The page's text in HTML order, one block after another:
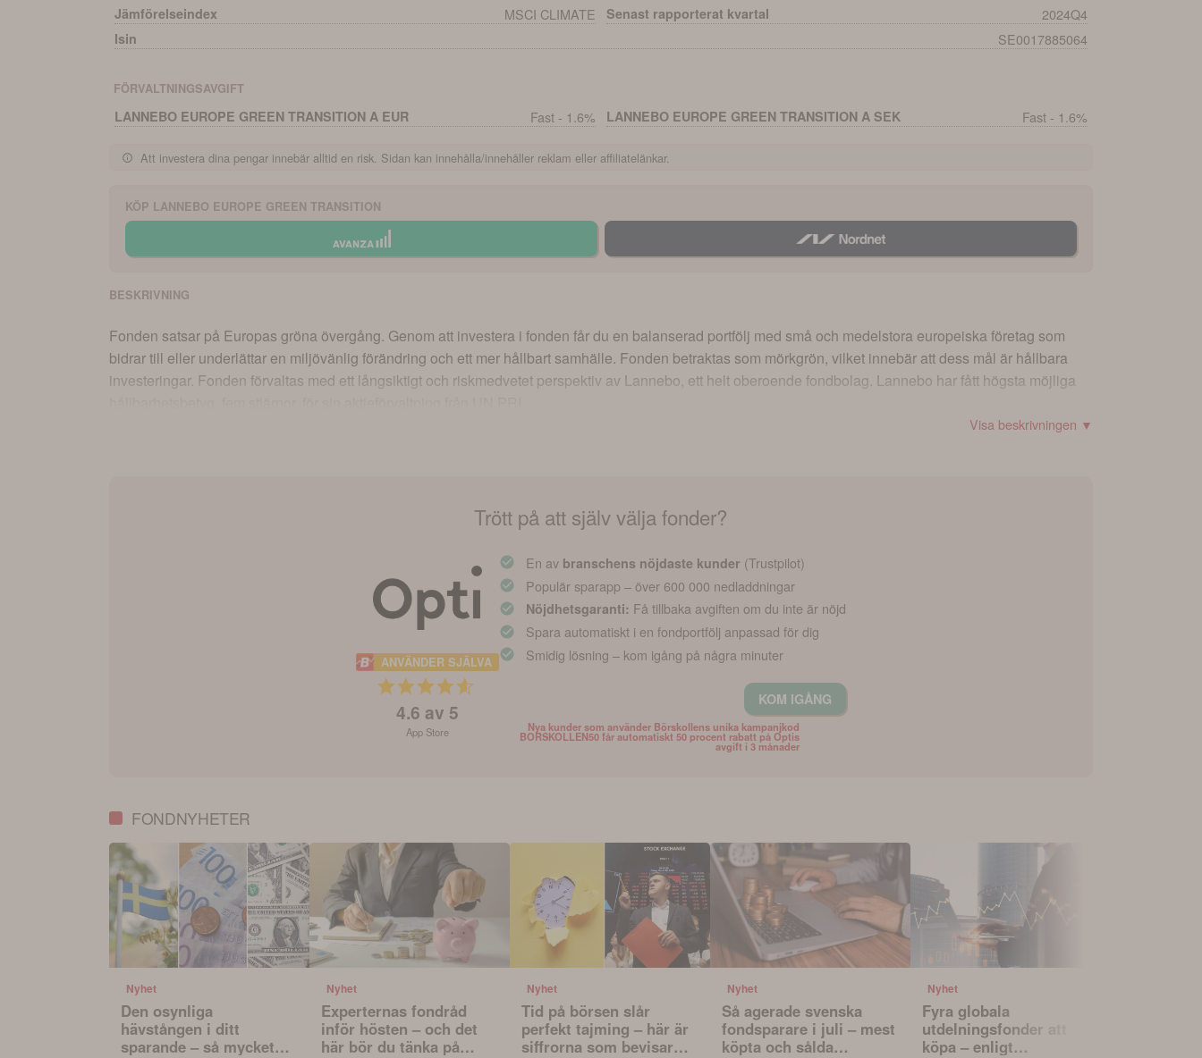
Jämförelseindex MSCI CLIMATE Senast rapporterat kvartal 2024Q4
Isin SE0017885064
FÖRVALTNINGSAVGIFT
LANNEBO EUROPE GREEN TRANSITION A EUR Fast - 1.6% LANNEBO EUROPE GREEN TRANSITION A SEK Fast - 1.6%
Att investera dina pengar innebär alltid en risk. Sidan kan innehålla/innehåller reklam eller affiliatelänkar.
KÖP LANNEBO EUROPE GREEN TRANSITION
BESKRIVNING
Fonden satsar på Europas gröna övergång. Genom att investera i fonden får du en balanserad portfölj med små och medelstora europeiska företag som
bidrar till eller underlättar en miljövänlig förändring och ett mer hållbart samhälle. Fonden betraktas som mörkgrön, vilket innebär att dess mål är hållbara
investeringar. Fonden förvaltas med ett långsiktigt och riskmedvetet perspektiv av Lannebo, ett helt oberoende fondbolag. Lannebo har fått högsta möjliga
Visa beskrivningen ▼
Trött på att själv välja fonder?
ANVÄNDER SJÄLVA
4.6 av 5
App Store
En av branschens nöjdaste kunder (Trustpilot)
Populär sparapp – över 600 000 nedladdningar
Nöjdhetsgaranti: Få tillbaka avgiften om du inte är nöjd
Spara automatiskt i en fondportfölj anpassad för dig
Smidig lösning – kom igång på några minuter
KOM IGÅNG
Nya kunder som använder Börskollens unika kampanjkod
BORSKOLLEN50 får automatiskt 50 procent rabatt på Optis
avgift i 3 månader
FONDNYHETER
Nyhet
Den osynliga
hävstången i ditt
sparande – så mycket
Nyhet
Experternas fondråd
inför hösten – och det
här bör du tänka på
Nyhet
Tid på börsen slår
perfekt tajming – här är
siffrorna som bevisar
Nyhet
Så agerade svenska
fondsparare i juli – mest
köpta och sålda
Nyhet
Fyra globala
utdelningsfonder att
köpa – enligt